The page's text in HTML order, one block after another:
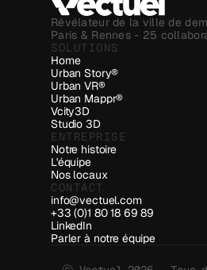
Révélateur de la ville de
Paris & Rennes - 25
SOLUTIONS
Home
Urban Story®
Urban VR®
Urban Mappr®
Vcity3D
Studio 3D
ENTREPRISE
Notre histoire
L'équipe
Nos locaux
CONTACT
info@vectuel.com
+33 (0)1 80 18 69 89
LinkedIn
Parler à notre équipe